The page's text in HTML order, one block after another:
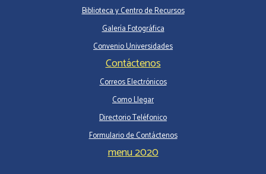
Biblioteca y Centro de Recursos
Galería Fotográfica
Convenio Universidades
Contáctenos
Correos Electrónicos
Como Llegar
Directorio Teléfonico
Formulario de Contáctenos
menu 2020